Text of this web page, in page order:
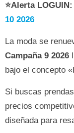
⭐Alerta LOGUIN:
10 2026
La moda se
Campaña 9 2026
bajo el concepto
Si buscas
precios
diseñada para